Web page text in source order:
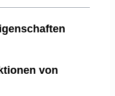
von